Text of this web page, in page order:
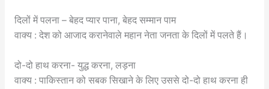
दिलों में पलना – बेहद प्यार पाना, बेहद सम्मान पाम
वाक्य : देश को आजाद करानेवाले महान नेता जनता के दिलों में पलते हैं।
दो-दो हाथ करना- युद्ध करना, लड़ना
वाक्य : पाकिस्तान को सबक सिखाने के लिए उससे दो-दो हाथ करना ही